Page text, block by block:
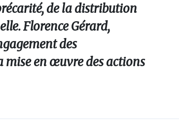
de la distribution
Florence Gérard,
des
mise en œuvre des actions